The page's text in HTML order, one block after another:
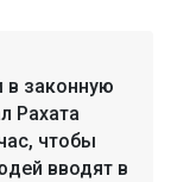
в законную
Рахата
чтобы
вводят в